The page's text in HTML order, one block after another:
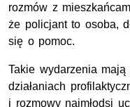
rozmów z
że policjant to osoba,
się o pomoc.
Takie wydarzenia
działaniach
i rozmowy najmłodsi